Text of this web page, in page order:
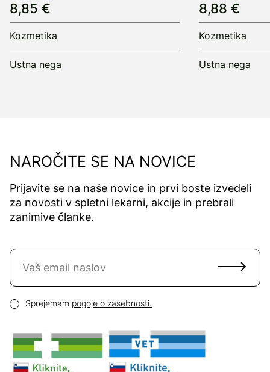
8,85 €
Kozmetika
Ustna nega
8,88 €
Kozmetika
Ustna nega
NAROČITE SE NA NOVICE
Prijavite se na naše novice in prvi boste izvedeli
za novosti v spletni lekarni, akcije in prebrali
zanimive članke.
Naročite se na novice
Pogoji zasebnosti
Sprejemam pogoje o zasebnosti.